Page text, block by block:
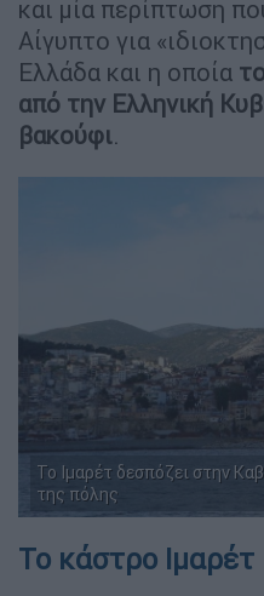
και μία περίπτωση
Αίγυπτο για
Ελλάδα και η οποία
από την Ελληνική
βακούφι.
Το Ιμαρέτ δεσπόζει στην
της πόλης
Το κάστρο Ιμαρέτ